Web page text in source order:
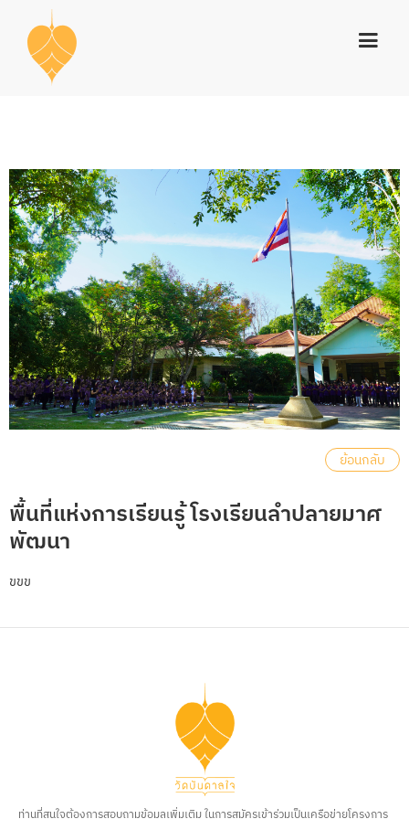
ย้อนกลับ
พื้นที่แห่งการเรียนรู้ โรงเรียนลำปลายมาศ
พัฒนา
ขขข
ท่านที่สนใจต้องการสอบถามข้อมูลเพิ่มเติม ในการสมัครเข้าร่วมเป็นเครือข่ายโครงการ